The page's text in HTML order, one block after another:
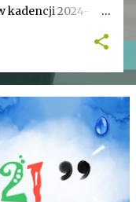
kadencji 2024-
był bowiem
nową
-